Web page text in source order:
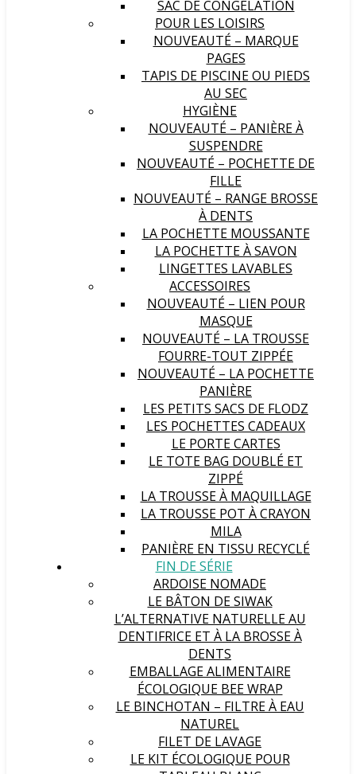
SAC DE CONGÉLATION
POUR LES LOISIRS
NOUVEAUTÉ – MARQUE
PAGES
TAPIS DE PISCINE OU PIEDS
AU SEC
HYGIÈNE
NOUVEAUTÉ – PANIÈRE À
SUSPENDRE
NOUVEAUTÉ – POCHETTE DE
FILLE
NOUVEAUTÉ – RANGE BROSSE
À DENTS
LA POCHETTE MOUSSANTE
LA POCHETTE À SAVON
LINGETTES LAVABLES
ACCESSOIRES
NOUVEAUTÉ – LIEN POUR
MASQUE
NOUVEAUTÉ – LA TROUSSE
FOURRE-TOUT ZIPPÉE
NOUVEAUTÉ – LA POCHETTE
PANIÈRE
LES PETITS SACS DE FLODZ
LES POCHETTES CADEAUX
LE PORTE CARTES
LE TOTE BAG DOUBLÉ ET
ZIPPÉ
LA TROUSSE À MAQUILLAGE
LA TROUSSE POT À CRAYON
MILA
PANIÈRE EN TISSU RECYCLÉ
FIN DE SÉRIE
ARDOISE NOMADE
LE BÂTON DE SIWAK
L’ALTERNATIVE NATURELLE AU
DENTIFRICE ET À LA BROSSE À
DENTS
EMBALLAGE ALIMENTAIRE
ÉCOLOGIQUE BEE WRAP
LE BINCHOTAN – FILTRE À EAU
NATUREL
FILET DE LAVAGE
LE KIT ÉCOLOGIQUE POUR